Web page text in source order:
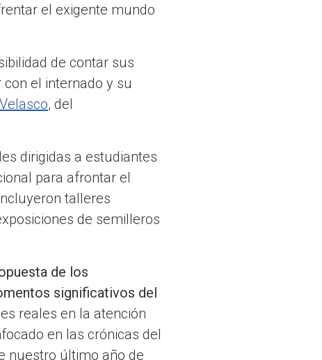
el exigente mundo
de contar sus
el internado y su
, del
dirigidas a estudiantes
para afrontar el
talleres
de semilleros
de los
significativos del
reales en la atención
en las crónicas del
nuestro último año de